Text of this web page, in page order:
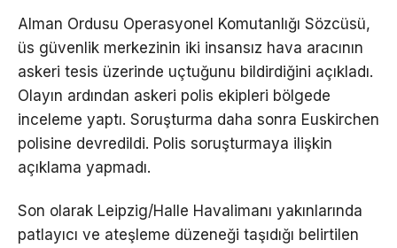
Alman Ordusu Operasyonel Komutanlığı Sözcüsü,
üs güvenlik merkezinin iki insansız hava aracının
askeri tesis üzerinde uçtuğunu bildirdiğini açıkladı.
Olayın ardından askeri polis ekipleri bölgede
inceleme yaptı. Soruşturma daha sonra Euskirchen
polisine devredildi. Polis soruşturmaya ilişkin
açıklama yapmadı.
Son olarak Leipzig/Halle Havalimanı yakınlarında
patlayıcı ve ateşleme düzeneği taşıdığı belirtilen